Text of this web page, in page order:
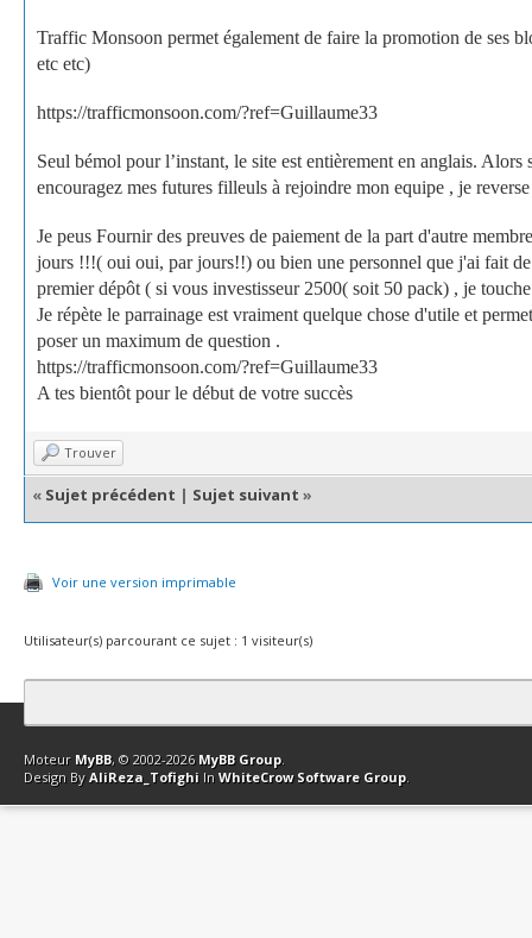
Traffic Monsoon permet également de faire la promotion de ses
etc etc)
https://trafficmonsoon.com/?ref=Guillaume33
Seul bémol pour l’instant, le site est entièrement en anglais.
encouragez mes futures filleuls à rejoindre mon equipe , je
Je peus Fournir des preuves de paiement de la part d'autre
jours !!!( oui oui, par jours!!) ou bien une personnel que j'ai fait
premier dépôt ( si vous investisseur 2500( soit 50 pack) , je
Je répète le parrainage est vraiment quelque chose d'utile et
poser un maximum de question .
https://trafficmonsoon.com/?ref=Guillaume33
A tes bientôt pour le début de votre succès
Trouver
« Sujet précédent | Sujet suivant »
Voir une version imprimable
Utilisateur(s) parcourant ce sujet : 1 visiteur(s)
Contact Club Affiliation Retourner en haut Version bas-débit
Moteur MyBB, © 2002-2026 MyBB Group.
Design By AliReza_Tofighi In WhiteCrow Software Group.